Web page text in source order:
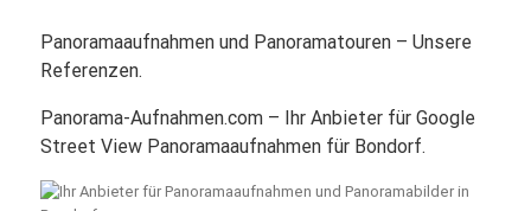
Panoramaaufnahmen und Panoramatouren – Unsere
Referenzen.
Panorama-Aufnahmen.com – Ihr Anbieter für Google
Street View Panoramaaufnahmen für Bondorf.